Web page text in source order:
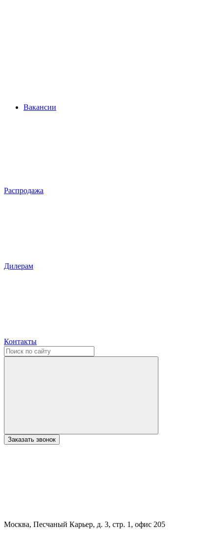
Вакансии
Распродажа
Дилерам
Контакты
Заказать звонок
Москва, Песчаный Карьер, д. 3, стр. 1, офис 205